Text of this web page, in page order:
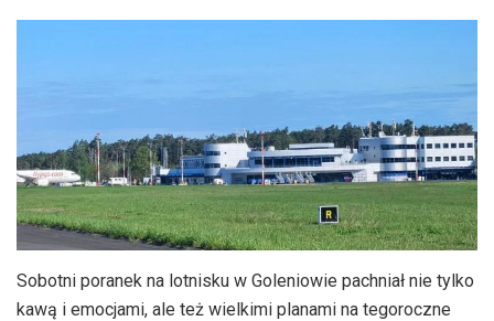
Sobotni poranek na lotnisku w Goleniowie pachniał nie tylko
kawą i emocjami, ale też wielkimi planami na tegoroczne